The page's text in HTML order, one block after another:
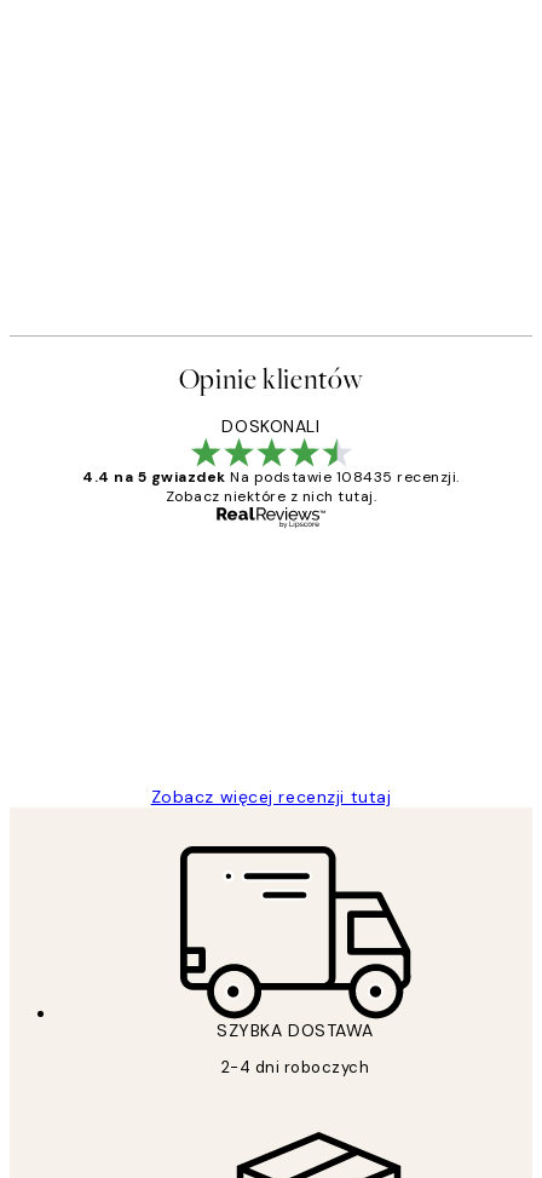
Opinie klientów
DOSKONALI
4.4 na 5 gwiazdek Na podstawie 108435 recenzji.
Zobacz niektóre z nich tutaj.
Zobacz więcej recenzji tutaj
SZYBKA DOSTAWA
2-4 dni roboczych